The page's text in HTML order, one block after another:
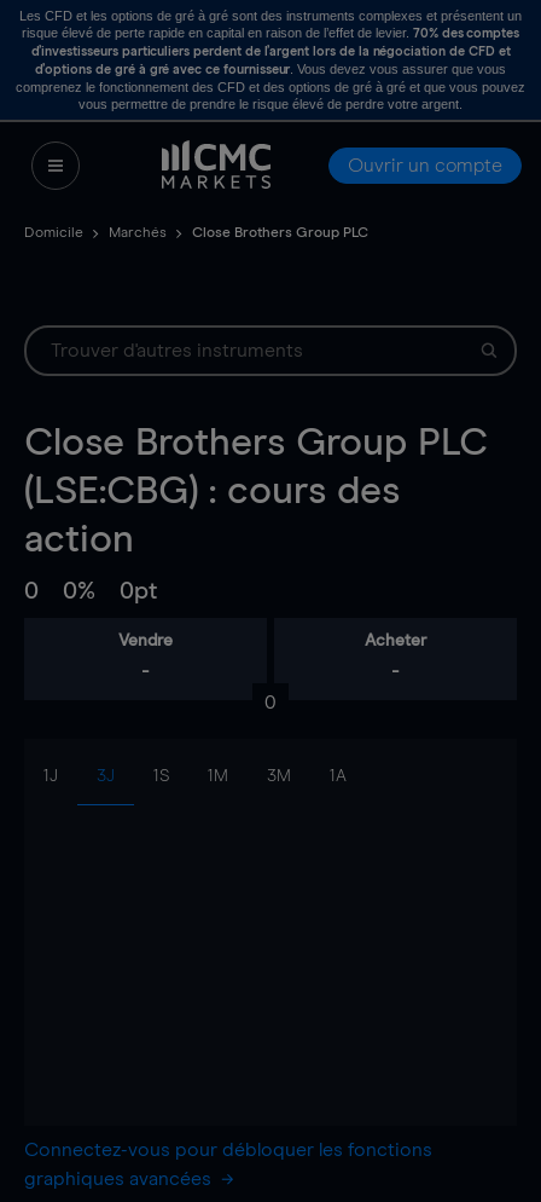
Les CFD et les options de gré à gré sont des instruments complexes et présentent un
risque élevé de perte rapide en capital en raison de l’effet de levier. 70% des comptes
d’investisseurs particuliers perdent de l’argent lors de la négociation de CFD et
d’options de gré à gré avec ce fournisseur . Vous devez vous assurer que vous
comprenez le fonctionnement des CFD et des options de gré à gré et que vous pouvez
vous permettre de prendre le risque élevé de perdre votre argent.
Ouvrir un compte
Domicile Marchés Close Brothers Group PLC
Close Brothers Group PLC
(LSE:CBG) : cours des
action
0 0% 0pt
Vendre
-
Acheter
-
0
1J 3J 1S 1M 3M 1A
Connectez-vous pour débloquer les fonctions
graphiques avancées